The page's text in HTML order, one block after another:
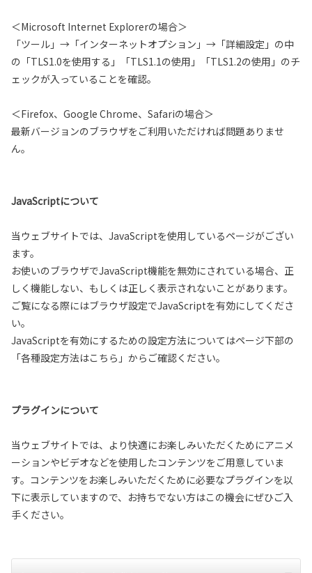
＜Microsoft Internet Explorerの場合＞
「ツール」→「インターネットオプション」→「詳細設定」の中
の「TLS1.0を使用する」「TLS1.1の使用」「TLS1.2の使用」のチ
ェックが入っていることを確認。
＜Firefox、Google Chrome、Safariの場合＞
最新バージョンのブラウザをご利用いただければ問題ありませ
ん。
JavaScriptについて
当ウェブサイトでは、JavaScriptを使用しているページがござい
ます。
お使いのブラウザでJavaScript機能を無効にされている場合、正
しく機能しない、もしくは正しく表示されないことがあります。
ご覧になる際にはブラウザ設定でJavaScriptを有効にしてくださ
い。
JavaScriptを有効にするための設定方法についてはページ下部の
「各種設定方法はこちら」からご確認ください。
プラグインについて
当ウェブサイトでは、より快適にお楽しみいただくためにアニメ
ーションやビデオなどを使用したコンテンツをご用意していま
す。コンテンツをお楽しみいただくために必要なプラグインを以
下に表示していますので、お持ちでない方はこの機会にぜひご入
手ください。